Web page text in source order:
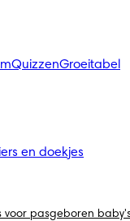
QuizzenGroeitabel
en doekjes
voor pasgeboren